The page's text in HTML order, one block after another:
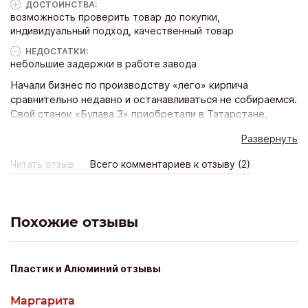
ДОСТОИНCТВА:
возможность проверить товар до покупки,
индивидуальный подход, качественный товар
НЕДОСТАТКИ:
небольшие задержки в работе завода
Начали бизнес по производству «лего» кирпича
сравнительно недавно и останавливаться не собираемся.
Свой станок «Булава 3» приобретали в Татарстане,
Челны. Когда ездили непосредственно заказывать
оборудование, привозили сырье и проверяли на станке. А
после покупки методом эксперимента уже пришли к
попотеть. станок был изменен специально для нас - с
двумя фильтрами с односторонним прессованием
(только сверху). Мы хотели извлечь максимальное
оборудование. Технические характеристики: Габаритные
Двигатель 15-18 кВт Напряжение 380 В Глубина
Развернуть
Читать отзыв Всего комментариев к отзыву (2)
Похожие отзывы
Пластик и Алюминий отзывы
Маргарита